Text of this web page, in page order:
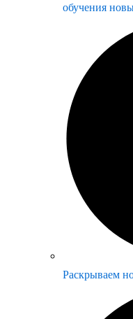
обучения
Раскрываем